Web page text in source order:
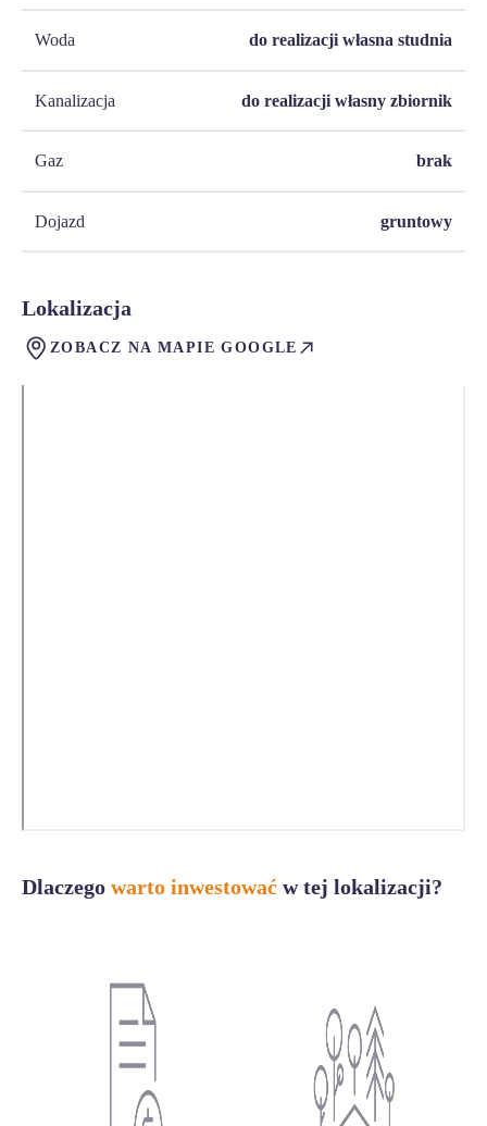
Woda do realizacji własna studnia
Kanalizacja do realizacji własny zbiornik
Gaz brak
Dojazd gruntowy
Lokalizacja
ZOBACZ NA MAPIE GOOGLE
Dlaczego warto inwestować w tej lokalizacji?